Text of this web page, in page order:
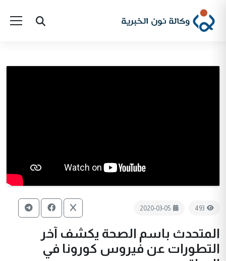
493
2020-03-05
المتحدث باسم الصحة يكشف آخر
التطورات عن فيروس كورونا في